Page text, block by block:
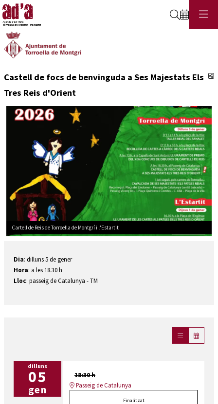
Cerca
Castell de focs de benvinguda a Ses Majestats Els
Tres Reis d'Orient
Cartell de Reis de Torroella de Montgrí i l'Estartit
Dia: dilluns 5 de gener
Hora: a les 18.30 h
Lloc: passeig de Catalunya - TM
dilluns
05
gen
18:30 h
Passeig de Catalunya
Finalitzat